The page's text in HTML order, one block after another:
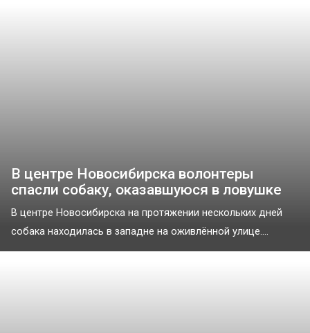
В центре Новосибирска волонтеры
спасли собаку, оказавшуюся в ловушке
В центре Новосибирска на протяжении нескольких дней
собака находилась в западне на оживлённой улице....